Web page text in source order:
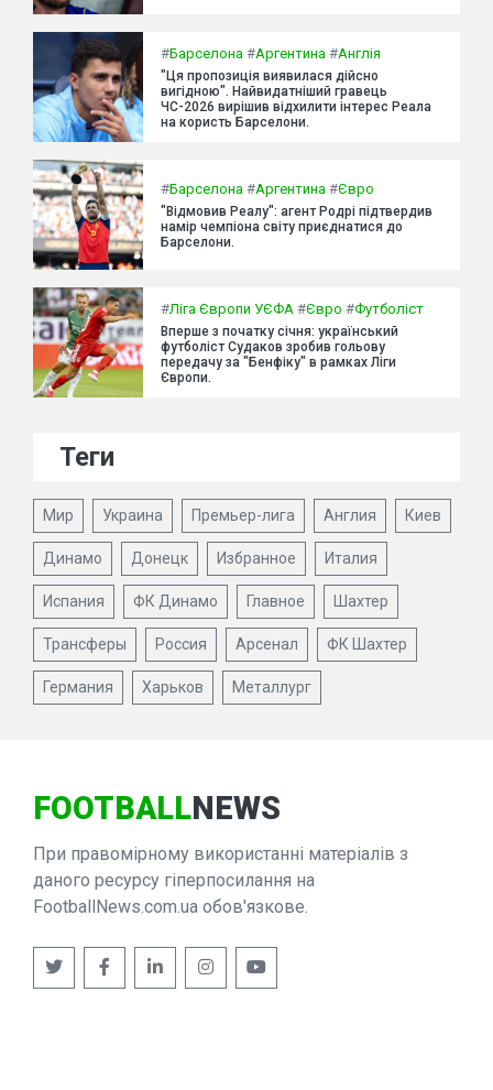
#Барселона #Аргентина #Англія
"Ця пропозиція виявилася дійсно
вигідною". Найвидатніший гравець
ЧС-2026 вирішив відхилити інтерес Реала
на користь Барселони.
#Барселона #Аргентина #Євро
"Відмовив Реалу": агент Родрі підтвердив
намір чемпіона світу приєднатися до
Барселони.
#Ліга Європи УЄФА #Євро #Футболіст
Вперше з початку січня: український
футболіст Судаков зробив гольову
передачу за "Бенфіку" в рамках Ліги
Європи.
Теги
Мир Украина Премьер-лига Англия Киев
Динамо Донецк Избранное Италия
Испания ФК Динамо Главное Шахтер
Трансферы Россия Арсенал ФК Шахтер
Германия Харьков Металлург
FOOTBALLNEWS
При правомірному використанні матеріалів з
даного ресурсу гіперпосилання на
FootballNews.com.ua обов'язкове.